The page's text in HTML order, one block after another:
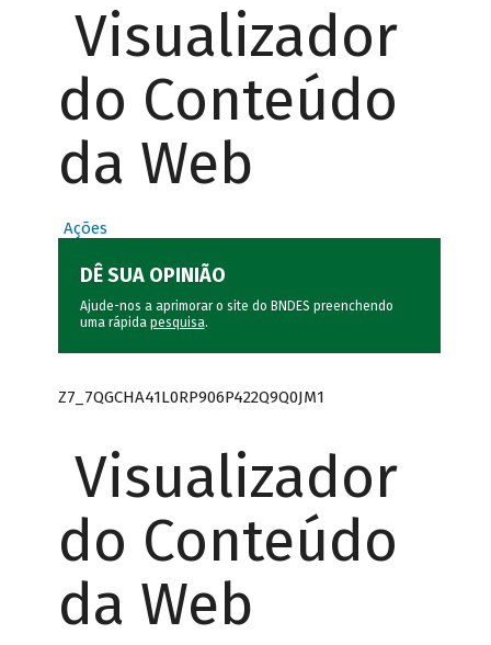
Visualizador
do Conteúdo
da Web
Ações
DÊ SUA OPINIÃO
Ajude-nos a aprimorar o site do BNDES preenchendo
uma rápida pesquisa.
Z7_7QGCHA41L0RP906P422Q9Q0JM1
Visualizador
do Conteúdo
da Web